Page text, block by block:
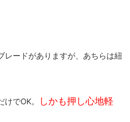
レードがありますが、あちらは紐
でOK。
しかも押し心地軽